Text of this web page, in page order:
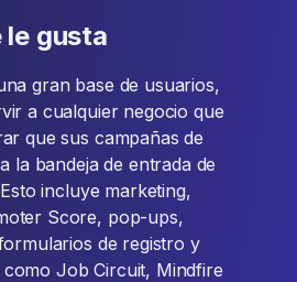
le gusta
gran base de usuarios,
a cualquier negocio que
que sus campañas de
la bandeja de entrada de
incluye marketing,
Score, pop-ups,
de registro y
como Job Circuit, Mindfire